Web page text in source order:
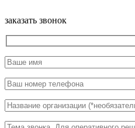
заказать звонок